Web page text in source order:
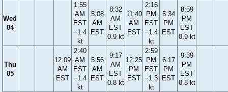
Wed
04
1:55
AM
EST
−1.4
kt
5:08
AM
EST
8:32
AM
EST
0.9 kt
11:40
AM
EST
2:16
PM
EST
−1.4
kt
5:34
PM
EST
8:59
PM
EST
0.9 kt
Thu
05
12:09
AM
EST
2:40
AM
EST
−1.4
kt
5:56
AM
EST
9:17
AM
EST
0.8 kt
12:25
PM
EST
2:59
PM
EST
−1.3
kt
6:17
PM
EST
9:39
PM
EST
0.8 kt